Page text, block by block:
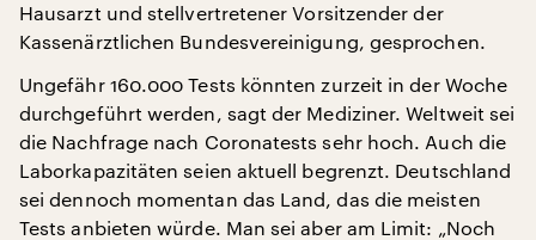
Hausarzt und stellvertretener Vorsitzender der
Kassenärztlichen Bundesvereinigung, gesprochen.
Ungefähr 160.000 Tests könnten zurzeit in der Woche
durchgeführt werden, sagt der Mediziner. Weltweit sei
die Nachfrage nach Coronatests sehr hoch. Auch die
Laborkapazitäten seien aktuell begrenzt. Deutschland
sei dennoch momentan das Land, das die meisten
Tests anbieten würde. Man sei aber am Limit: „Noch